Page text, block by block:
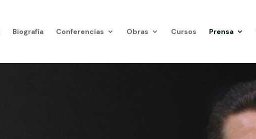
Biografía Conferencias Obras Cursos Prensa